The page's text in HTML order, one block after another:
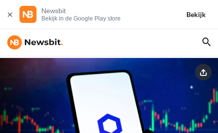
Newsbit
Bekijk in de Google Play store
Bekijk